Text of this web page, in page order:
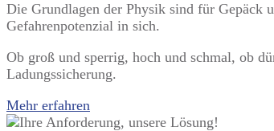
Die Grundlagen der Physik sind für Gepäck
Gefahrenpotenzial in sich.
Ob groß und sperrig, hoch und schmal, ob
Ladungssicherung.
Mehr erfahren